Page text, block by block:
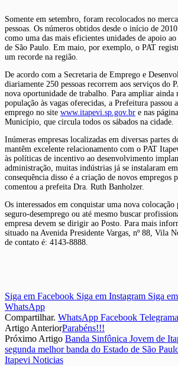
Somente em setembro, foram recolocados no
pessoas. Os números obtidos desde o início de
como uma das mais eficientes unidades de apoio
de São Paulo. Em maio, por exemplo, o PAT
um recorde na região.
De acordo com a Secretaria de Emprego e
diariamente 250 pessoas recorrem aos serviços do
nova oportunidade de trabalho. Para ampliar ainda
população às vagas oferecidas, a Prefeitura passou
emprego no site www.itapevi.sp.gov.br e nas
Município, que circula todos os sábados na cidade.
Inúmeras empresas localizadas em diversas partes
mantêm excelente relacionamento com o PAT
às políticas de incentivo ao desenvolvimento
administração, muitas indústrias já se instalaram
consequência disso é a criação de novos empregos
comentou a prefeita Dra. Ruth Banholzer.
Os interessados em conquistar uma nova
seguro-desemprego ou até mesmo buscar
empresa devem se dirigir ao Posto. Para mais
situado na Avenida Presidente Vargas, nº 88, Vila
de contato é: 4143-8888.
Siga em Facebook Siga em Instagram Siga
WhatsApp
Compartilhar. WhatsApp Facebook Telegrama
Artigo AnteriorParabéns!!!
Próximo Artigo Banda Sinfônica Jovem de
segunda melhor banda do Estado de São
Itapevi Noticias